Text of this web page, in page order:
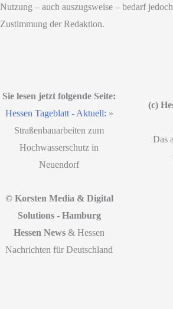
Nutzung – auch auszugsweise – bedarf
Zustimmung der Redaktion.
Sie lesen jetzt folgende Seite:
Hessen Tageblatt - Aktuell: »
Straßenbauarbeiten zum
Hochwasserschutz in
Neuendorf
(c)
Das
© Korsten Media & Digital
Solutions - Hamburg
Hessen News & Hessen
Nachrichten für Deutschland